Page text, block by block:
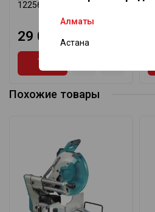
Алматы
Астана
122563-7
29 065 ₸
Похожие товары